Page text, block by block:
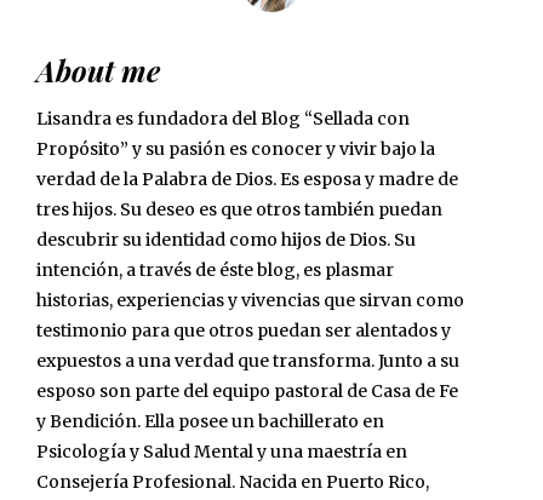
About me
Lisandra es fundadora del Blog “Sellada con
Propósito” y su pasión es conocer y vivir bajo la
verdad de la Palabra de Dios. Es esposa y madre de
tres hijos. Su deseo es que otros también puedan
descubrir su identidad como hijos de Dios. Su
intención, a través de éste blog, es plasmar
historias, experiencias y vivencias que sirvan como
testimonio para que otros puedan ser alentados y
expuestos a una verdad que transforma. Junto a su
esposo son parte del equipo pastoral de Casa de Fe
y Bendición. Ella posee un bachillerato en
Psicología y Salud Mental y una maestría en
Consejería Profesional. Nacida en Puerto Rico,